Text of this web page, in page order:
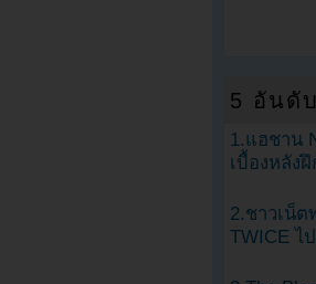
5 อันดั
1.แฮชาน
เบื้องหลัง
2.ชาวเน็ต
TWICE ไ